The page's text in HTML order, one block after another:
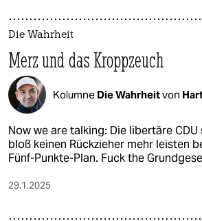
Die Wahrheit
Merz und das Kroppzeuch
Kolumne Die Wahrheitvon
Now we are talking: Die libertäre
bloß keinen Rückzieher mehr leisten
Fünf-Punkte-Plan. Fuck the
29.1.2025